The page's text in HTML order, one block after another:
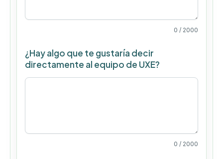
0 / 2000
¿Hay algo que te gustaría decir
directamente al equipo de UXE?
0 / 2000